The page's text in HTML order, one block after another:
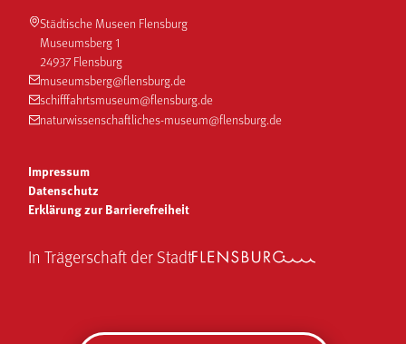
Städtische Museen Flensburg
Museumsberg 1
24937 Flensburg
museumsberg@flensburg.de
schifffahrtsmuseum@flensburg.de
naturwissenschaftliches-museum@flensburg.de
In Trägerschaft der Stadt
Impressum
Datenschutz
Erklärung zur Barrierefreiheit